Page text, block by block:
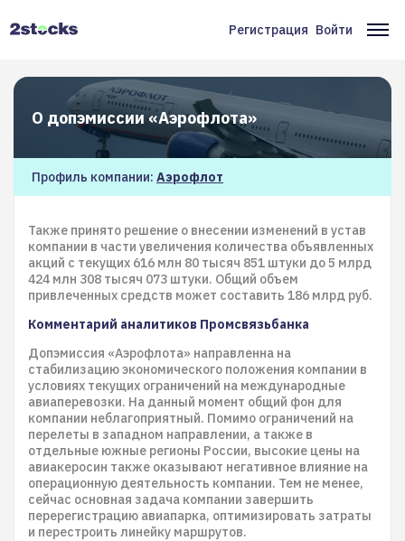
Меню
учётной
записи
пользователя
Регистрация Войти
О допэмиссии «Аэрофлота»
Профиль компании: Аэрофлот
Также принято решение о внесении изменений в устав
компании в части увеличения количества объявленных
акций с текущих 616 млн 80 тысяч 851 штуки до 5 млрд
424 млн 308 тысяч 073 штуки. Общий объем
привлеченных средств может составить 186 млрд руб.
Комментарий аналитиков Промсвязьбанка
Допэмиссия «Аэрофлота» направленна на
стабилизацию экономического положения компании в
условиях текущих ограничений на международные
авиаперевозки. На данный момент общий фон для
компании неблагоприятный. Помимо ограничений на
перелеты в западном направлении, а также в
отдельные южные регионы России, высокие цены на
авиакеросин также оказывают негативное влияние на
операционную деятельность компании. Тем не менее,
сейчас основная задача компании завершить
перерегистрацию авиапарка, оптимизировать затраты
и перестроить линейку маршрутов.